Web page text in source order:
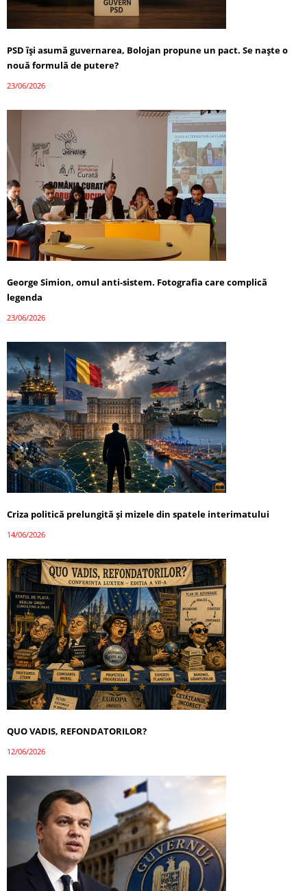
PSD își asumă guvernarea, Bolojan propune un pact. Se naște o
nouă formulă de putere?
23/06/2026
George Simion, omul anti-sistem. Fotografia care complică
legenda
23/06/2026
Criza politică prelungită și mizele din spatele interimatului
14/06/2026
QUO VADIS, REFONDATORILOR?
12/06/2026